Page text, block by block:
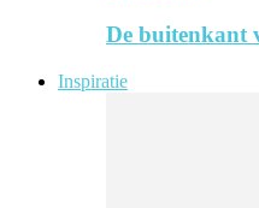
De buitenkant
Inspiratie